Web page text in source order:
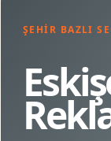
ŞEHIR BAZLI